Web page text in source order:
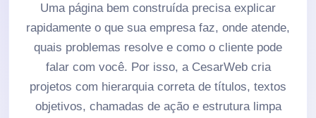
Uma página bem construída precisa explicar
rapidamente o que sua empresa faz, onde atende,
quais problemas resolve e como o cliente pode
falar com você. Por isso, a CesarWeb cria
projetos com hierarquia correta de títulos, textos
objetivos, chamadas de ação e estrutura limpa